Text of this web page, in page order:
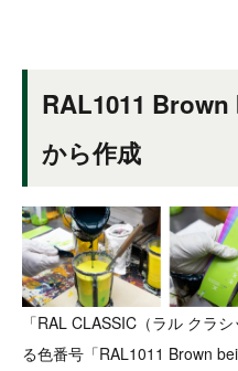
RAL1011
から作成
「RAL CLASSIC（ラル クラ
る色番号「RAL1011 Brown